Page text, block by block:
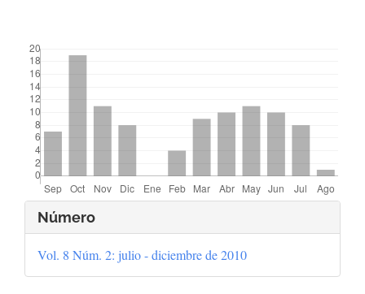
Detalles
del
artículo
Número
Vol. 8 Núm. 2: julio - diciembre de 2010